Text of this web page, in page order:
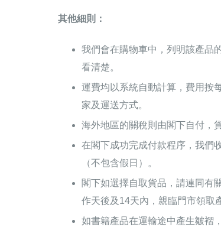
其他細則：
我們會在購物車中，列明該產品
看清楚。
運費均以系統自動計算，費用按
家及運送方式。
海外地區的關稅則由閣下自付，
在閣下成功完成付款程序，我們
（不包含假日）。
閣下如選擇自取貨品，請連同有
作天後及14天內，親臨門市領取
如書籍產品在運輸途中產生皺褶